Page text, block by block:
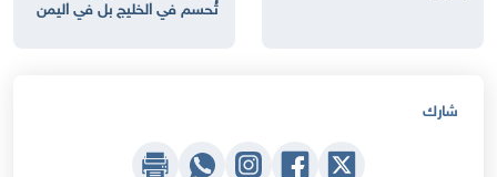
تُحسم في الخليج بل في اليمن
شارك